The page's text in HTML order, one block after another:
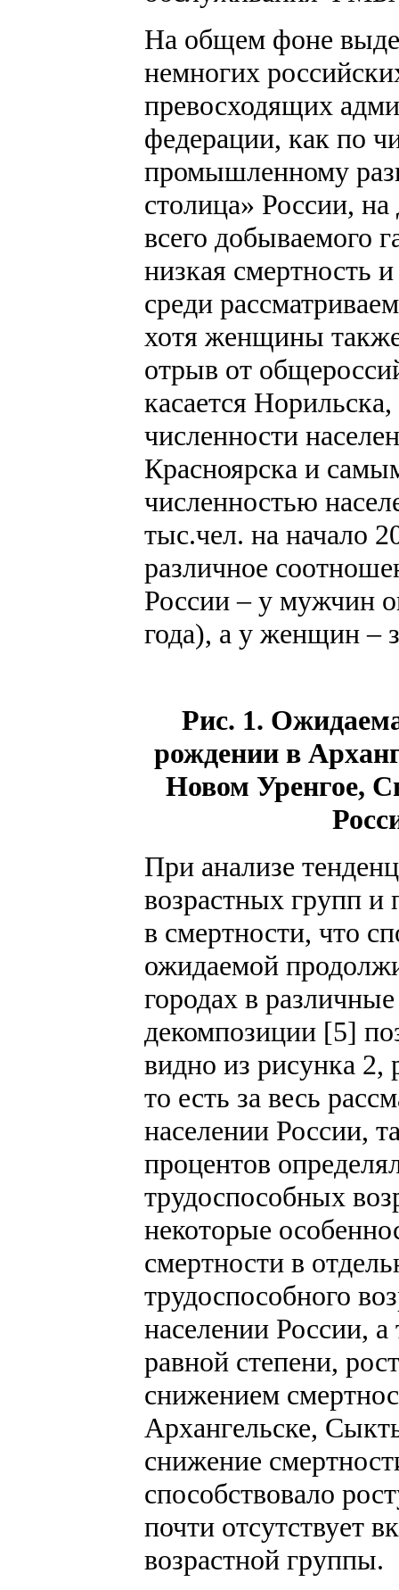
На общем фоне
немногих
превосходящих
федерации, как по
промышленному
столица» России,
всего добываемого
низкая смертность
среди
хотя женщины
отрыв от
касается
численности
Красноярска и
численностью
тыс.чел. на начало
различное
России – у мужчин
года), а у женщин –
Рис. 1.
рождении в
Новом Уренгое,
При анализе
возрастных групп
в смертности, что
ожидаемой
городах в
декомпозиции [5]
видно из рисунка
то есть за весь
населении России,
процентов
трудоспособных
некоторые
смертности в
трудоспособного
населении России,
равной степени,
снижением
Архангельске,
снижение
способствовало
почти отсутствует
возрастной группы.